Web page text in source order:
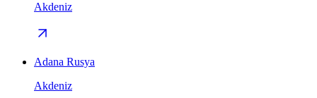
Akdeniz
Adana Rusya
Akdeniz